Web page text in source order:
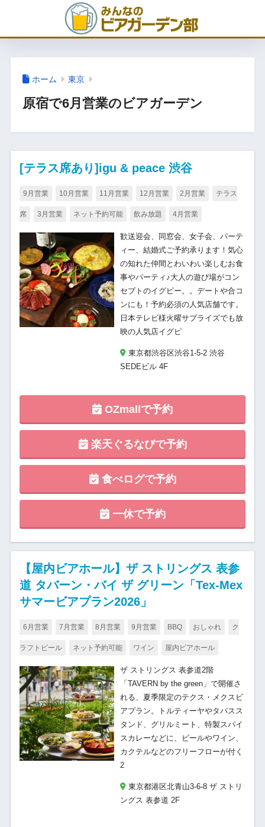
ホーム 東京
原宿で6月営業のビアガーデン
[テラス席あり]igu & peace 渋谷
9月営業 10月営業 11月営業 12月営業 2月営業 テラス
席 3月営業 ネット予約可能 飲み放題 4月営業
歓送迎会、同窓会、女子会、パーテ
ィー、結婚式ご予約承ります！気心
の知れた仲間とわいわい楽しむお食
事やパーティ♪大人の遊び場がコン
セプトのイグピー。。デートや合コ
ンにも！予約必須の人気店舗です。
日本テレビ様火曜サプライズでも放
映の人気店イグピ
東京都渋谷区渋谷1-5-2 渋谷
SEDEビル 4F
OZmallで予約
楽天ぐるなびで予約
食べログで予約
一休で予約
【屋内ビアホール】ザ ストリングス 表参
道 タバーン・バイ ザ グリーン「Tex-Mex
サマービアプラン2026」
6月営業 7月営業 8月営業 9月営業 BBQ おしゃれ ク
ラフトビール ネット予約可能 ワイン 屋内ビアホール
ザ ストリングス 表参道2階
「TAVERN by the green」で開催さ
れる、夏季限定のテクス・メクスビ
アプラン。トルティーヤやタパスス
タンド、グリルミート、特製スパイ
スカレーなどに、ビールやワイン、
カクテルなどのフリーフローが付く
2
東京都港区北青山3-6-8 ザ ストリ
ングス 表参道 2F